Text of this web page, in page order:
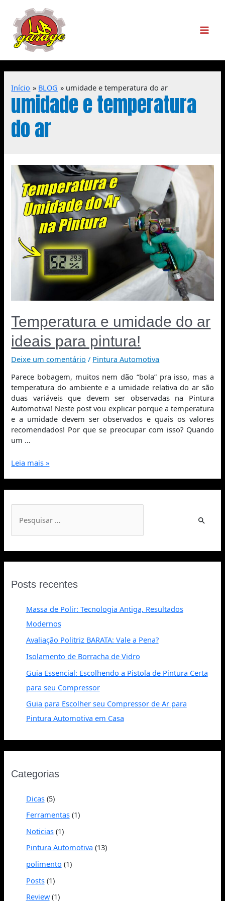
Início BLOG umidade e temperatura do ar
umidade e temperatura
do ar
Temperatura e umidade do ar
ideais para pintura!
Deixe um comentário / Pintura Automotiva
Parece bobagem, muitos nem dão “bola” pra isso, mas a
temperatura do ambiente e a umidade relativa do ar são
duas variáveis que devem ser observadas na Pintura
Automotiva! Neste post vou explicar porque a temperatura
e a umidade devem ser observados e quais os valores
recomendados! Por que se preocupar com isso? Quando
um …
Leia mais »
Posts recentes
Massa de Polir: Tecnologia Antiga, Resultados
Modernos
Avaliação Politriz BARATA: Vale a Pena?
Isolamento de Borracha de Vidro
Guia Essencial: Escolhendo a Pistola de Pintura Certa
para seu Compressor
Guia para Escolher seu Compressor de Ar para
Pintura Automotiva em Casa
Categorias
Dicas(5)
Ferramentas(1)
Noticias(1)
Pintura Automotiva (13)
polimento (1)
Posts(1)
Review(1)